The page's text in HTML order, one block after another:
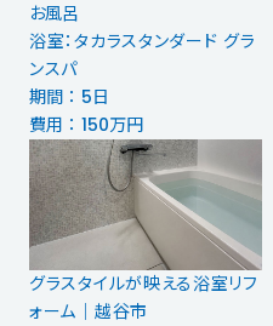
お風呂
浴室：タカラスタンダード グラ
ンスパ
期間 ： 5日
費用 ： 150万円
グラスタイルが映える浴室リフ
ォーム│越谷市